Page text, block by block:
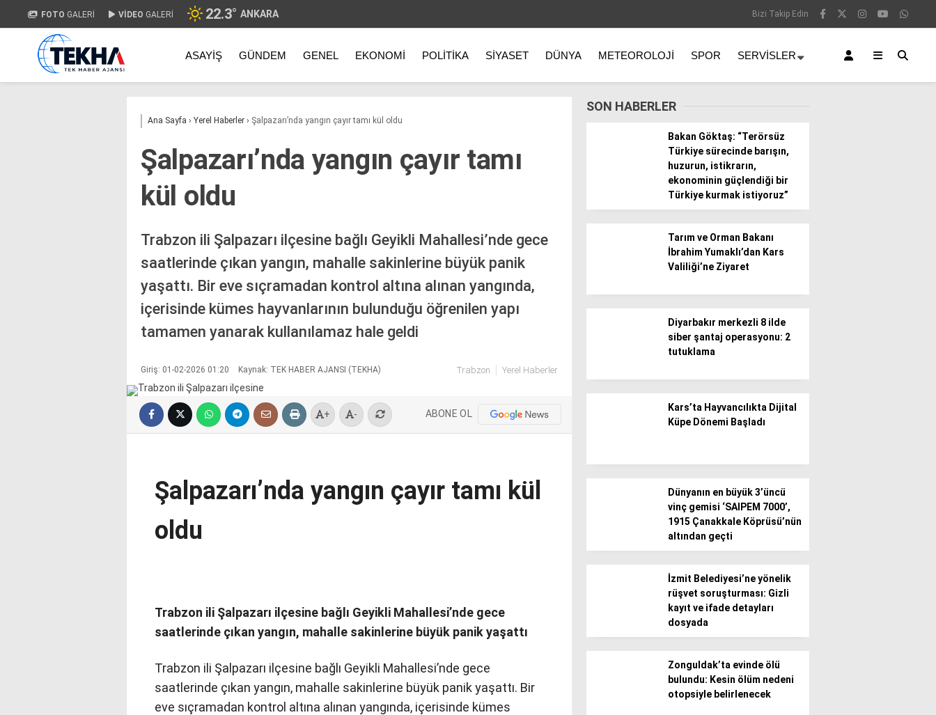
Politika / Siyaset
Magazin
Sağlık
FOTO GALERİ VİDEO GALERİ 22.3° ANKARA Bizi Takip Edin
ASAYIŞ GÜNDEM GENEL EKONOMI POLITIKA SIYASET DÜNYA METEOROLOJI SPOR SERVISLER
Ana Sayfa › Yerel Haberler › Şalpazarı’nda yangın çayır tamı kül oldu
Şalpazarı’nda yangın çayır tamı
kül oldu
Trabzon ili Şalpazarı ilçesine bağlı Geyikli Mahallesi’nde gece
saatlerinde çıkan yangın, mahalle sakinlerine büyük panik
yaşattı. Bir eve sıçramadan kontrol altına alınan yangında,
içerisinde kümes hayvanlarının bulunduğu öğrenilen yapı
tamamen yanarak kullanılamaz hale geldi
Giriş: 01-02-2026 01:20 Kaynak: TEK HABER AJANSI (TEKHA) Trabzon Yerel Haberler
+ - ABONE OL
Şalpazarı’nda yangın çayır tamı kül
oldu
Trabzon ili Şalpazarı ilçesine bağlı Geyikli Mahallesi’nde gece
saatlerinde çıkan yangın, mahalle sakinlerine büyük panik yaşattı
Trabzon ili Şalpazarı ilçesine bağlı Geyikli Mahallesi’nde gece
saatlerinde çıkan yangın, mahalle sakinlerine büyük panik yaşattı. Bir
eve sıçramadan kontrol altına alınan yangında, içerisinde kümes
SON HABERLER
Bakan Göktaş: “Terörsüz
Türkiye sürecinde barışın,
huzurun, istikrarın,
ekonominin güçlendiği bir
Türkiye kurmak istiyoruz”
Tarım ve Orman Bakanı
İbrahim Yumaklı’dan Kars
Valiliği’ne Ziyaret
Diyarbakır merkezli 8 ilde
siber şantaj operasyonu: 2
tutuklama
Kars’ta Hayvancılıkta Dijital
Küpe Dönemi Başladı
Dünyanın en büyük 3’üncü
vinç gemisi ‘SAIPEM 7000’,
1915 Çanakkale Köprüsü’nün
altından geçti
İzmit Belediyesi’ne yönelik
rüşvet soruşturması: Gizli
kayıt ve ifade detayları
dosyada
Zonguldak’ta evinde ölü
bulundu: Kesin ölüm nedeni
otopsiyle belirlenecek